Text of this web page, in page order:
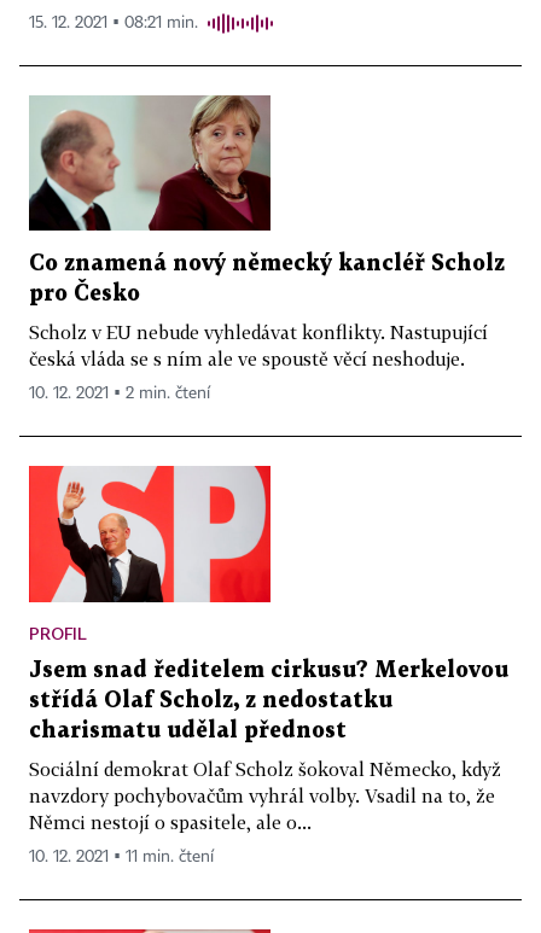
15. 12. 2021 ▪ 08:21 min.
Co znamená nový německý kancléř Scholz
pro Česko
Scholz v EU nebude vyhledávat konflikty. Nastupující
česká vláda se s ním ale ve spoustě věcí neshoduje.
10. 12. 2021 ▪ 2 min. čtení
PROFIL
Jsem snad ředitelem cirkusu? Merkelovou
střídá Olaf Scholz, z nedostatku
charismatu udělal přednost
Sociální demokrat Olaf Scholz šokoval Německo, když
navzdory pochybovačům vyhrál volby. Vsadil na to, že
Němci nestojí o spasitele, ale o...
10. 12. 2021 ▪ 11 min. čtení